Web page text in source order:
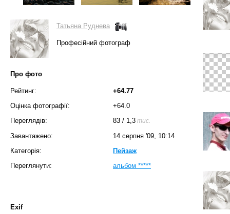
Татьяна Руднева
Професійний фотограф
Про фото
Рейтинг:
+64.77
Оцінка фотографії:
+64.0
Переглядів:
83 / 1,3 тис.
Завантажено:
14 серпня '09, 10:14
Категорія:
Пейзаж
Переглянути:
альбом *****
Exif